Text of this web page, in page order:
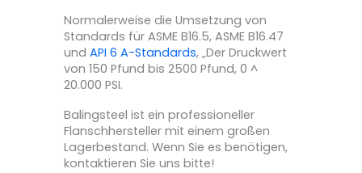
Normalerweise die Umsetzung von
Standards für ASME B16.5, ASME B16.47
und API 6 A-Standards, „Der Druckwert
von 150 Pfund bis 2500 Pfund, 0 ^
20.000 PSI.
Balingsteel ist ein professioneller
Flanschhersteller mit einem großen
Lagerbestand. Wenn Sie es benötigen,
kontaktieren Sie uns bitte!